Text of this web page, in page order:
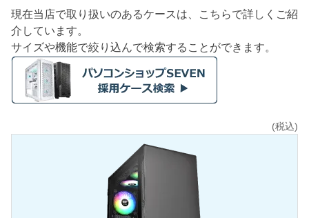
現在当店で取り扱いのあるケースは、こちらで詳しくご紹
介しています。
サイズや機能で絞り込んで検索することができます。
(税込)